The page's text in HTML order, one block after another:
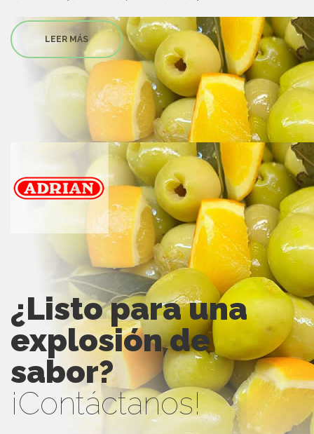
LEER MÁS
¿Listo para una
explosión de
sabor?
¡Contáctanos!